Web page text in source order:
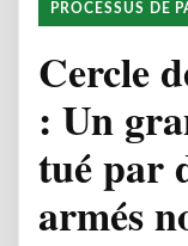
PROCESSUS DE
Cercle
: Un
tué par
armés